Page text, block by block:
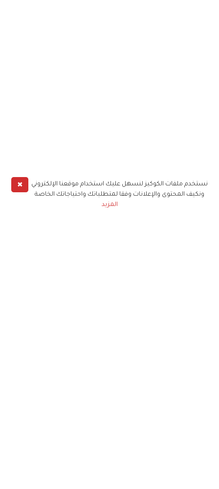
✖
نستخدم ملفات الكوكيز لنسهل عليك استخدام موقعنا الإلكتروني
ونكيف المحتوى والإعلانات وفقا لمتطلباتك واحتياجاتك الخاصة
المزيد